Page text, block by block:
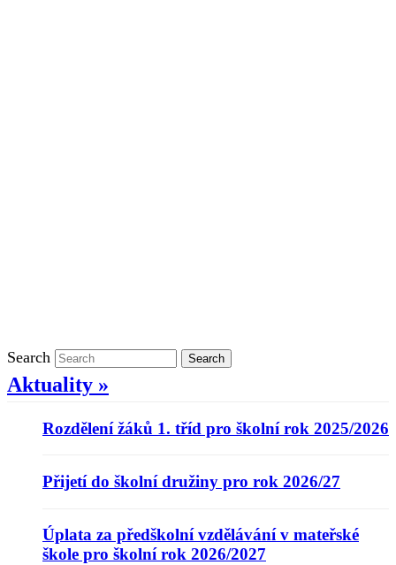
Search Search
Aktuality »
Rozdělení žáků 1. tříd pro školní rok 2025/2026
Přijetí do školní družiny pro rok 2026/27
Úplata za předškolní vzdělávání v mateřské
škole pro školní rok 2026/2027